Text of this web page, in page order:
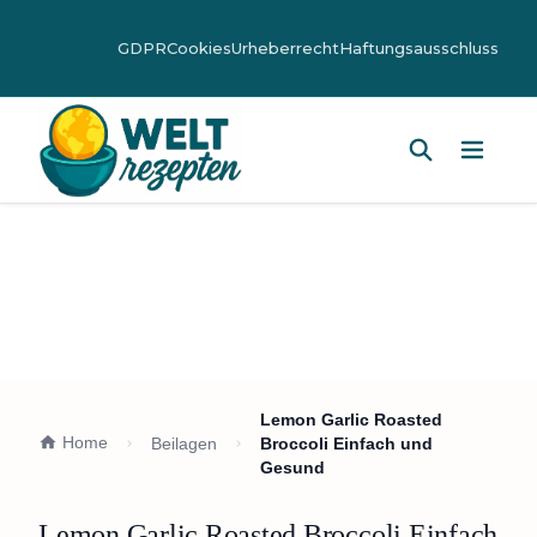
GDPRCookiesUrheberrechtHaftungsausschluss
Home Beilagen
Lemon Garlic Roasted
Broccoli Einfach und
Gesund